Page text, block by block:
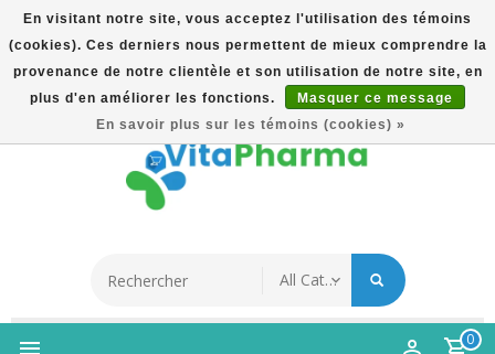
5% Korting Na Aanmelding Op Nieuwsbrief | Gratis
Verzending Vanaf €49 | Online Sinds 2007
Français
0
En visitant notre site, vous acceptez l'utilisation des témoins
(cookies). Ces derniers nous permettent de mieux comprendre la
provenance de notre clientèle et son utilisation de notre site, en
plus d'en améliorer les fonctions.
Masquer ce message
En savoir plus sur les témoins (cookies) »